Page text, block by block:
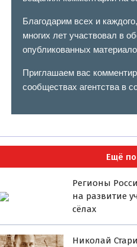
Благодарим всех и
многих лет участвовал в
опубликованных
Приглашаем вас
сообществах агентства в
Ещё
Регионы
на развитие
сёлах
Николай